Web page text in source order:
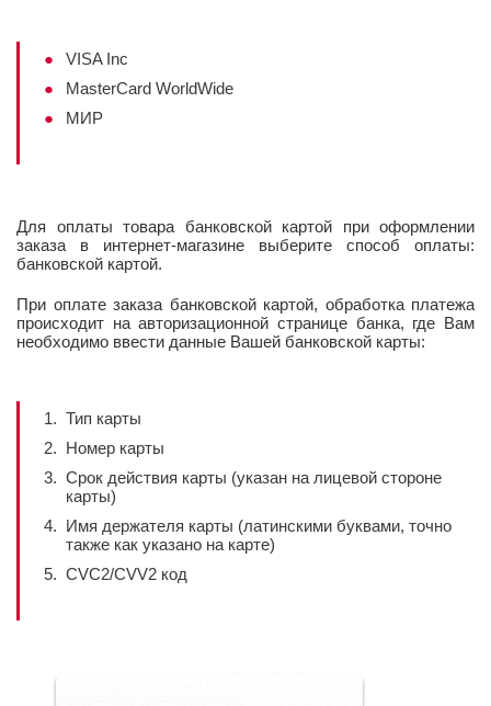
VISA Inc
MasterCard WorldWide
МИР
Для оплаты товара банковской картой при оформлении
заказа в интернет-магазине выберите способ оплаты:
банковской картой.
При оплате заказа банковской картой, обработка платежа
происходит на авторизационной странице банка, где Вам
необходимо ввести данные Вашей банковской карты:
Тип карты
Номер карты
Срок действия карты (указан на лицевой стороне
карты)
Имя держателя карты (латинскими буквами, точно
также как указано на карте)
CVC2/CVV2 код